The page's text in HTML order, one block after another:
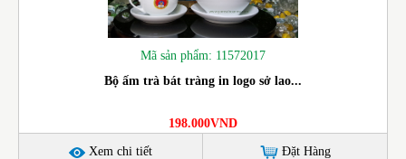
Mã sản phẩm: 11572017
Bộ ấm trà bát tràng in logo sở lao...
198.000VND
Xem chi tiết Đặt Hàng